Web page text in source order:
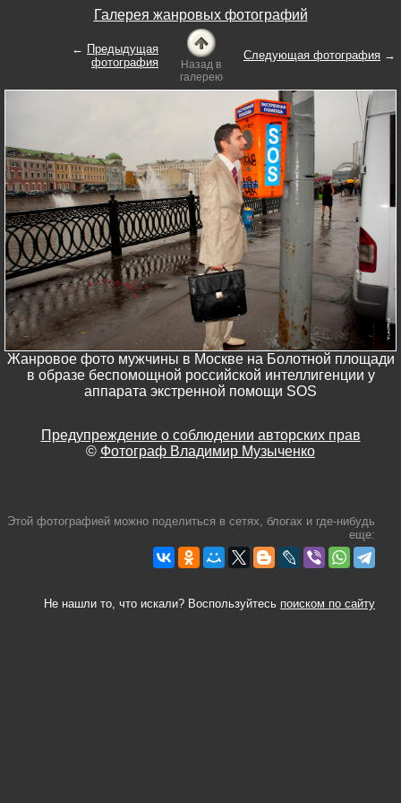
Галерея жанровых фотографий
← Предыдущая
фотография
Назад в
галерею
Следующая фотография →
Жанровое фото мужчины в Москве на Болотной площади
в образе беспомощной российской интеллигенции у
аппарата экстренной помощи SOS
Предупреждение о соблюдении авторских прав
© Фотограф Владимир Музыченко
Этой фотографией можно поделиться в сетях, блогах и где-нибудь
еще:
Не нашли то, что искали? Воспользуйтесь поиском по сайту